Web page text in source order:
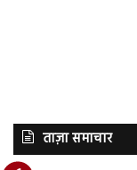
ताज़ा समाचार